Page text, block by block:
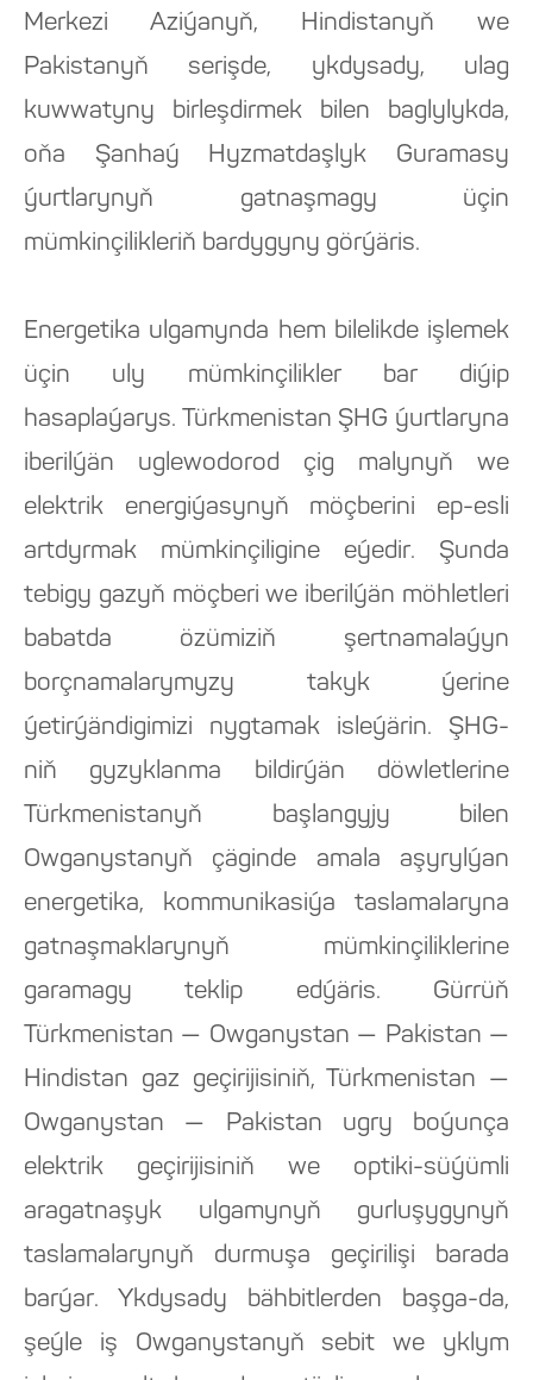
Merkezi Aziýanyň, Hindistanyň we
Pakistanyň serişde, ykdysady, ulag
kuwwatyny birleşdirmek bilen baglylykda,
oňa Şanhaý Hyzmatdaşlyk Guramasy
ýurtlarynyň gatnaşmagy üçin
mümkinçilikleriň bardygyny görýäris.
Energetika ulgamynda hem bilelikde işlemek
üçin uly mümkinçilikler bar diýip
hasaplaýarys. Türkmenistan ŞHG ýurtlaryna
iberilýän uglewodorod çig malynyň we
elektrik energiýasynyň möçberini ep-esli
artdyrmak mümkinçiligine eýedir. Şunda
tebigy gazyň möçberi we iberilýän möhletleri
babatda özümiziň şertnamalaýyn
borçnamalarymyzy takyk ýerine
ýetirýändigimizi nygtamak isleýärin. ŞHG-
niň gyzyklanma bildirýän döwletlerine
Türkmenistanyň başlangyjy bilen
Owganystanyň çäginde amala aşyrylýan
energetika, kommunikasiýa taslamalaryna
gatnaşmaklarynyň mümkinçiliklerine
garamagy teklip edýäris. Gürrüň
Türkmenistan — Owganystan — Pakistan —
Hindistan gaz geçirijisiniň, Türkmenistan —
Owganystan — Pakistan ugry boýunça
elektrik geçirijisiniň we optiki-süýümli
aragatnaşyk ulgamynyň gurluşygynyň
taslamalarynyň durmuşa geçirilişi barada
barýar. Ykdysady bähbitlerden başga-da,
şeýle iş Owganystanyň sebit we yklym